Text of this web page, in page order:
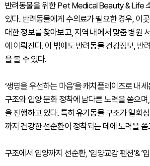
반려동물을 위한 Pet Medical Beauty & Life
있다. 반려동물에게 수의료가 필요한 경우, 이
대한 정보를 찾아보고, 지역 내에서 맞춤 병원
에 이뤄진다. 이 밖에도 반려동물 건강정보, 반
을 볼 수 있다.
‘생명을 우선하는 마음’을 캐치플레이즈로 내
구조와 입양 문화 정착에 남다른 노력을 쏟으
을 진행하고 있다. 특히 유기동물 구조가 일회
까지 건강한 선순환이 정착되는 데에 노력을 쏟
구조에서 입양까지 선순환, ‘입양교감 펜션’& ‘